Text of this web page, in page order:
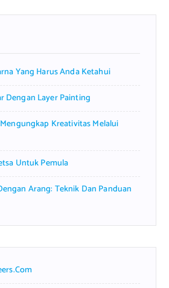
Yang Harus Anda Ketahui
Dengan Layer Painting
Kreativitas Melalui
Untuk Pemula
Arang: Teknik Dan Panduan